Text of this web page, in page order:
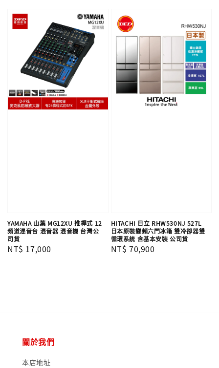
YAMAHA 山葉 MG12XU 推桿式 12
頻道混音台 混音器 混音機 台灣公
司貨
Regular
NT$ 17,000
HITACHI 日立 RHW530NJ 527L
日本原裝變頻六門冰箱 雙冷卻器雙
循環系統 含基本安裝 公司貨
Regular
NT$ 70,900
關於我們
本店地址